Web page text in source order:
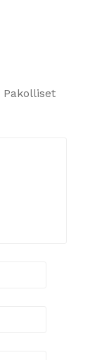
Pakolliset